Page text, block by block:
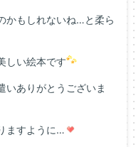
かもしれないね…と柔ら
しい絵本です
いありがとうございま
ますように…